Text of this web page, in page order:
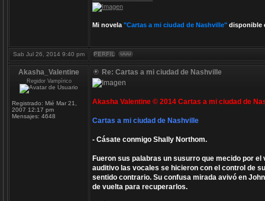
Mi novela "Cartas a mi ciudad de Nashville" disponible
Sab Jul 26, 2014 9:40 pm
Akasha_Valentine
Regidor Vampírico
Registrado: Mié Mar 21,
2007 12:17 pm
Mensajes: 4648
Re: Cartas a mi ciudad de Nashville
Akasha Valentine © 2014 Cartas a mi ciudad de
Cartas a mi ciudad de Nashville
- Cásate conmigo Shally Northom.
Fueron sus palabras un susurro que mecido por
auditivo las vocales se hicieron con el control de
sentido contrario. Su confusa mirada avivó en
de vuelta para recuperarlos.